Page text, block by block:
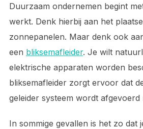
Duurzaam ondernemen begint
werkt. Denk hierbij aan het
zonnepanelen. Maar denk ook
een bliksemafleider. Je wilt
elektrische apparaten worden
bliksemafleider zorgt ervoor dat
geleider systeem wordt afgevoerd
In sommige gevallen is het zo dat